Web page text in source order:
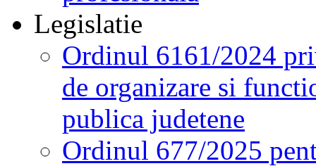
Legislatie
Ordinul 6161/2024
de organizare si
publica judetene
Ordinul 677/2025